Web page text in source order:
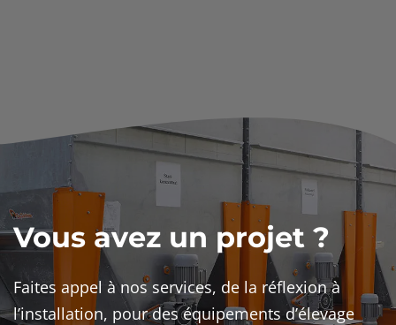
Vous avez un projet ?
Faites appel à nos services, de la réflexion à
l’installation, pour des équipements d’élevage